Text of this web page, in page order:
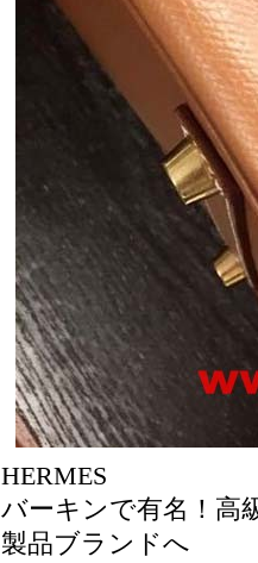
HERMES
バーキンで有名！高
製品ブランドへ